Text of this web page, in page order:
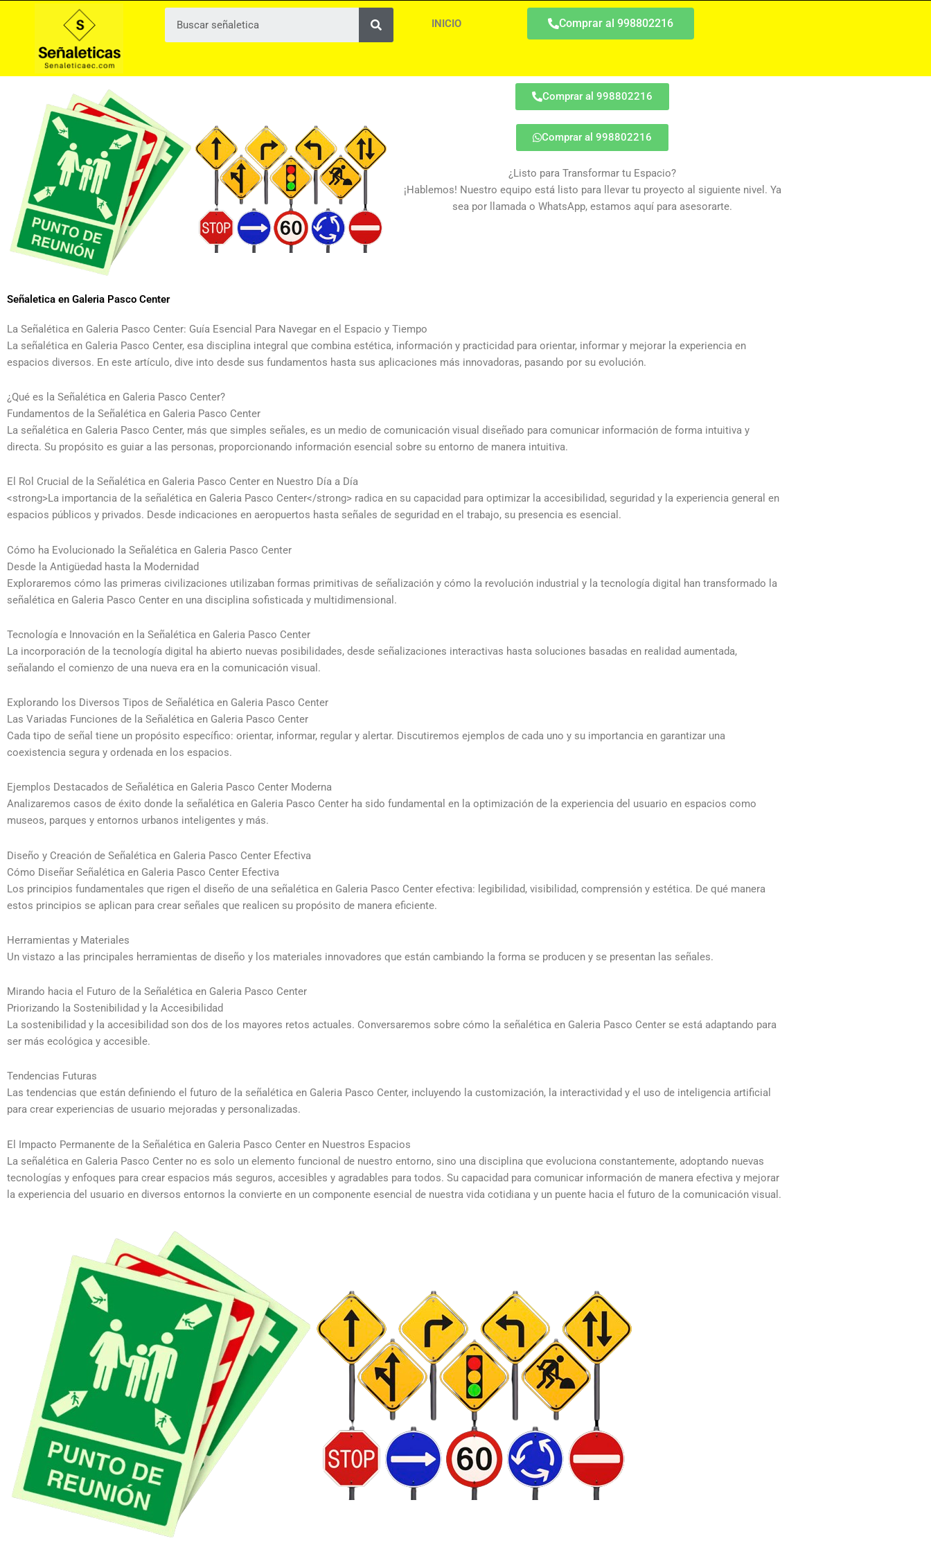
Search
INICIO Comprar al 998802216
Comprar al 998802216
Comprar al 998802216
¿Listo para Transformar tu Espacio?
¡Hablemos! Nuestro equipo está listo para llevar tu proyecto al siguiente nivel. Ya
sea por llamada o WhatsApp, estamos aquí para asesorarte.
Señaletica en Galeria Pasco Center
La Señalética en Galeria Pasco Center: Guía Esencial Para Navegar en el Espacio y Tiempo
La señalética en Galeria Pasco Center, esa disciplina integral que combina estética, información y practicidad para orientar, informar y mejorar la experiencia en
espacios diversos. En este artículo, dive into desde sus fundamentos hasta sus aplicaciones más innovadoras, pasando por su evolución.
¿Qué es la Señalética en Galeria Pasco Center?
Fundamentos de la Señalética en Galeria Pasco Center
La señalética en Galeria Pasco Center, más que simples señales, es un medio de comunicación visual diseñado para comunicar información de forma intuitiva y
directa. Su propósito es guiar a las personas, proporcionando información esencial sobre su entorno de manera intuitiva.
El Rol Crucial de la Señalética en Galeria Pasco Center en Nuestro Día a Día
<strong>La importancia de la señalética en Galeria Pasco Center</strong> radica en su capacidad para optimizar la accesibilidad, seguridad y la experiencia general en
espacios públicos y privados. Desde indicaciones en aeropuertos hasta señales de seguridad en el trabajo, su presencia es esencial.
Cómo ha Evolucionado la Señalética en Galeria Pasco Center
Desde la Antigüedad hasta la Modernidad
Exploraremos cómo las primeras civilizaciones utilizaban formas primitivas de señalización y cómo la revolución industrial y la tecnología digital han transformado la
señalética en Galeria Pasco Center en una disciplina sofisticada y multidimensional.
Tecnología e Innovación en la Señalética en Galeria Pasco Center
La incorporación de la tecnología digital ha abierto nuevas posibilidades, desde señalizaciones interactivas hasta soluciones basadas en realidad aumentada,
señalando el comienzo de una nueva era en la comunicación visual.
Explorando los Diversos Tipos de Señalética en Galeria Pasco Center
Las Variadas Funciones de la Señalética en Galeria Pasco Center
Cada tipo de señal tiene un propósito específico: orientar, informar, regular y alertar. Discutiremos ejemplos de cada uno y su importancia en garantizar una
coexistencia segura y ordenada en los espacios.
Ejemplos Destacados de Señalética en Galeria Pasco Center Moderna
Analizaremos casos de éxito donde la señalética en Galeria Pasco Center ha sido fundamental en la optimización de la experiencia del usuario en espacios como
museos, parques y entornos urbanos inteligentes y más.
Diseño y Creación de Señalética en Galeria Pasco Center Efectiva
Cómo Diseñar Señalética en Galeria Pasco Center Efectiva
Los principios fundamentales que rigen el diseño de una señalética en Galeria Pasco Center efectiva: legibilidad, visibilidad, comprensión y estética. De qué manera
estos principios se aplican para crear señales que realicen su propósito de manera eficiente.
Herramientas y Materiales
Un vistazo a las principales herramientas de diseño y los materiales innovadores que están cambiando la forma se producen y se presentan las señales.
Mirando hacia el Futuro de la Señalética en Galeria Pasco Center
Priorizando la Sostenibilidad y la Accesibilidad
La sostenibilidad y la accesibilidad son dos de los mayores retos actuales. Conversaremos sobre cómo la señalética en Galeria Pasco Center se está adaptando para
ser más ecológica y accesible.
Tendencias Futuras
Las tendencias que están definiendo el futuro de la señalética en Galeria Pasco Center, incluyendo la customización, la interactividad y el uso de inteligencia artificial
para crear experiencias de usuario mejoradas y personalizadas.
El Impacto Permanente de la Señalética en Galeria Pasco Center en Nuestros Espacios
La señalética en Galeria Pasco Center no es solo un elemento funcional de nuestro entorno, sino una disciplina que evoluciona constantemente, adoptando nuevas
tecnologías y enfoques para crear espacios más seguros, accesibles y agradables para todos. Su capacidad para comunicar información de manera efectiva y mejorar
la experiencia del usuario en diversos entornos la convierte en un componente esencial de nuestra vida cotidiana y un puente hacia el futuro de la comunicación visual.